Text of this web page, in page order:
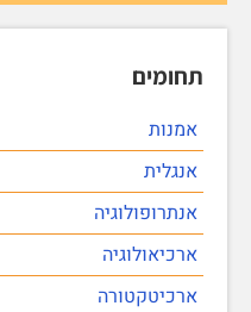
תחומים
אמנות
אנגלית
אנתרופולוגיה
ארכיאולוגיה
ארכיטקטורה